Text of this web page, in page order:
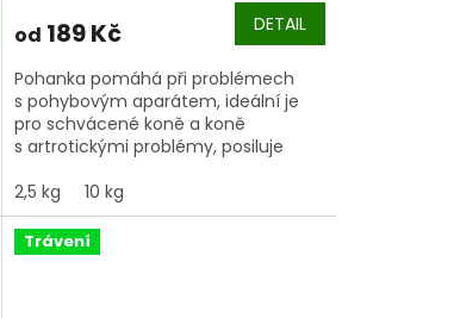
od 189 Kč DETAIL
Pohanka pomáhá při problémech
s pohybovým aparátem, ideální je
pro schvácené koně a koně
s artrotickými problémy, posiluje
velké množství zdraví prospěšných
minerálů.
2,5 kg 10 kg
Trávení